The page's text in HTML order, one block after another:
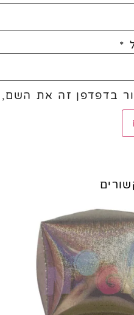
*
בדפדפן זה את השם,